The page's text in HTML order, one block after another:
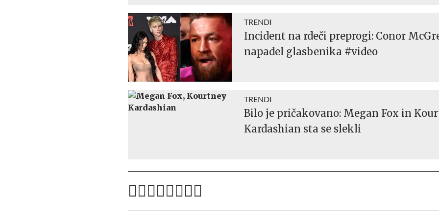
TRENDI
Incident na rdeči preprogi: Conor
napadel glasbenika #video
TRENDI
Bilo je pričakovano: Megan Fox in
Kardashian sta se slekli